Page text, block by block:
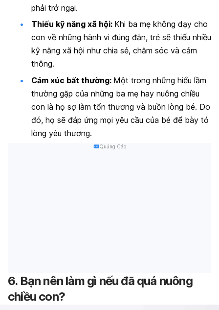
phải trở ngại.
Thiếu kỹ năng xã hội: Khi ba mẹ không dạy cho
con về những hành vi đúng đắn, trẻ sẽ thiếu nhiều
kỹ năng xã hội như chia sẻ, chăm sóc và cảm
thông.
Cảm xúc bất thường: Một trong những hiểu lầm
thường gặp của những ba mẹ hay nuông chiều
con là họ sợ làm tổn thương và buồn lòng bé. Do
đó, họ sẽ đáp ứng mọi yêu cầu của bé để bày tỏ
lòng yêu thương.
Quảng Cáo
6. Bạn nên làm gì nếu đã quá nuông
chiều con?